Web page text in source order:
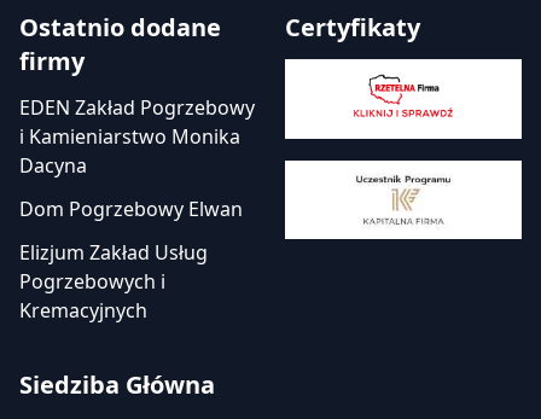
Ostatnio dodane
firmy
EDEN Zakład Pogrzebowy
i Kamieniarstwo Monika
Dacyna
Dom Pogrzebowy Elwan
Elizjum Zakład Usług
Pogrzebowych i
Kremacyjnych
Certyfikaty
Siedziba Główna